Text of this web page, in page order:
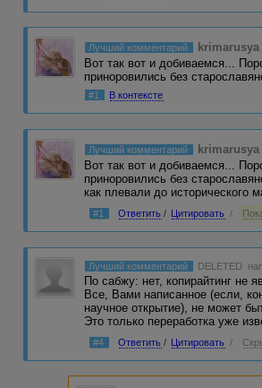
Лучший комментарий krimarusya
Вот так вот и добиваемся...
приноровились без
#1 В контексте
Лучший комментарий krimarusya
Вот так вот и добиваемся...
приноровились без
как плевали до исторического
#1 Ответить / Цитировать /
Лучший комментарий DELETED
По сабжу: нет, копирайтинг не
Все, Вами написанное (если,
научное открытие), не может
Это только переработка уже
#4 Ответить / Цитировать /